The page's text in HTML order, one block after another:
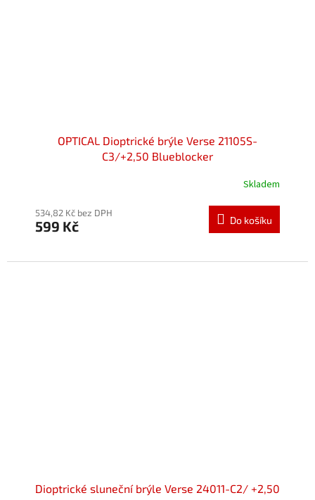
OPTICAL Dioptrické brýle Verse 21105S-
C3/+2,50 Blueblocker
Skladem
534,82 Kč bez DPH
599 Kč Do košíku
Dioptrické sluneční brýle Verse 24011-C2/ +2,50